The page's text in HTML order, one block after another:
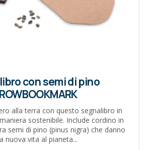
con semi di pino
alla terra con questo segnalibro in
sostenibile. Include cordino in
semi di pino (pinus nigra) che danno
nuova vita al pianeta...